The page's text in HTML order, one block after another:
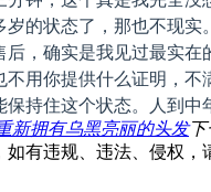
的状态了，那也不现实
，确实是我见过最实
用你提供什么证明，
持住这个状态。人到
新拥有乌黑亮丽的头发下
有违规、违法、侵权，